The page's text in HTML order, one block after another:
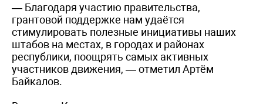
— Благодаря участию правительства,
грантовой поддержке нам удаётся
стимулировать полезные инициативы наших
штабов на местах, в городах и районах
республики, поощрять самых активных
участников движения, — отметил Артём
Байкалов.